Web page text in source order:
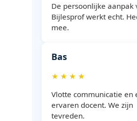
De persoonlijke aanpak
Bijlesprof werkt echt.
mee.
Bas
★ ★ ★ ★
Vlotte communicatie en
ervaren docent. We zijn
tevreden.